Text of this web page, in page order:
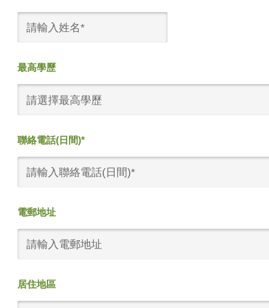
最高學歷
請選擇最高學歷
聯絡電話(日間)*
電郵地址
居住地區